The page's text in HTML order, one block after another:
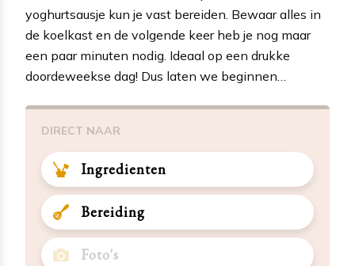
yoghurtsausje kun je vast bereiden. Bewaar alles in
de koelkast en de volgende keer heb je nog maar
een paar minuten nodig. Ideaal op een drukke
doordeweekse dag! Dus laten we beginnen…
DIRECT NAAR
Ingredienten
Bereiding
Foto's